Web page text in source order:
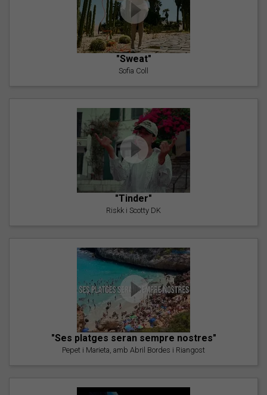
"Sweat"
Sofia Coll
"Tinder"
Riskk i Scotty DK
"Ses platges seran sempre nostres"
Pepet i Marieta, amb Abril Bordes i Riangost